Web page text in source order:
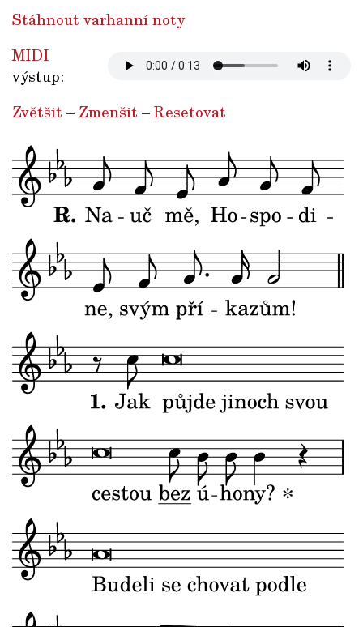
Stáhnout varhanní noty
MIDI
výstup:
Zvětšit – Zmenšit –Resetovat